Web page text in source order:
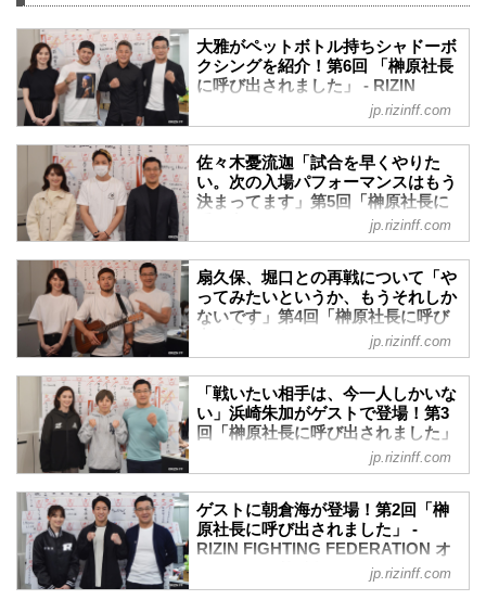
大雅がペットボトル持ちシャドーボ
クシングを紹介！第6回 「榊原社長
に呼び出されました」 - RIZIN
FIGHTING FEDERATION オフィシ
ャルサイト
本日5月13日（水）のYoutubeライブ配信
「榊原社長に呼び出されました」のゲス
トとして、RIZINファイターの大雅が登
場！
榊原信行CEOとRIZINアンバサダーのく
るみに呼び込まれて大雅が登場し、ライ
ブ配信がスタート。MCの2人とともに番
組を盛り上げた。
番組冒頭、榊原CEOが「大雅って今、何
歳なの？」といきなり質問。「今年で24
です。デビューは高校一年生の時です」
と大雅が回答すると「デビューが早いか
ら格闘技界に長く居るイメージだけど、
まだむちゃくちゃ若いんだな」と驚きの
声を上げた。...
jp.rizinff.com
佐々木憂流迦「試合を早くやりた
い。次の入場パフォーマンスはもう
決まってます」第5回「榊原社長に
呼び出されました」 - RIZIN
FIGHTING FEDERATION オフィシ
ャルサイト
「榊原社長に呼び出されました」3日連続
ライブ配信の最終日のゲストは“摩天楼の
鞍馬天狗” 佐々木憂流迦が登場！
榊原信行CEOとRIZINアンバサダーのく
人とともに番組を盛り上げた。
番組冒頭、榊原CEOから10月の試合で負
傷した怪我の状況について尋ねられる
と、憂流迦は「痛みはなくなっていて、
骨自体もだいぶくっついています。ただ
もう一度手術する予定だったが、このコ
ロナの影響で延期になった」と話した。
もう一度手術しないと完治しないという
現状をカメラの前で明...
jp.rizinff.com
扇久保、堀口との再戦について「や
ってみたいというか、もうそれしか
ないです」第4回「榊原社長に呼び
出されました」 - RIZIN FIGHTING
FEDERATION オフィシャルサイト
昨夜に引き続き、都内のRIZIN事務局から
Youtubeライブ配信が行われた「榊原社長
に呼び出されました」。3日連続配信の2
大晦日に元パンクラス王者・石渡伸太郎
吉田拓郎の「落陽」を扇久保が唄いなが
らライブ配信がスタート。これには榊原
CEOも「すごいね」の一言。「落陽」を
唄いきった扇久保は「試合よりも緊張し
ました」と、はにかんで見せた。
jp.rizinff.com
「戦いたい相手は、今一人しかいな
い」浜崎朱加がゲストで登場！第3
回「榊原社長に呼び出されました」
- RIZIN FIGHTING FEDERATION
オフィシャルサイト
3日連続ライブ配信が決定したYoutubeラ
イブ配信番組「榊原社長に呼び出されま
した」が、5月6日（水・祝）RIZIN事務局
3日連続配信の初日ゲストとして、RIZIN
jp.rizinff.com
ゲストに朝倉海が登場！第2回「榊
原社長に呼び出されました」 -
RIZIN FIGHTING FEDERATION オ
jp.rizinff.com